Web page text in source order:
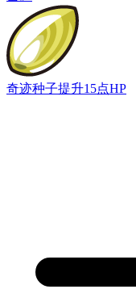
奇迹种子提升15点HP